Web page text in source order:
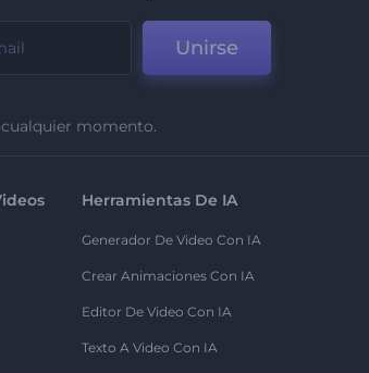
Unirse
momento.
Herramientas De IA
Generador De Video Con IA
Crear Animaciones Con IA
Editor De Video Con IA
Texto A Video Con IA